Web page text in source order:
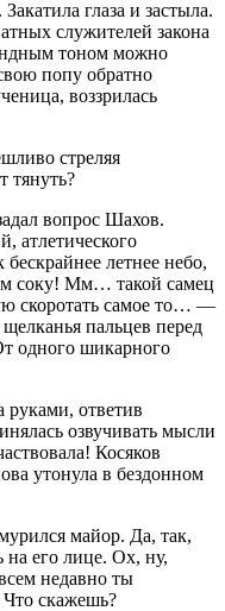
глаза и застыла.
служителей закона
тоном можно
попу обратно
воззрилась
стреляя
тянуть?
вопрос Шахов.
атлетического
летнее небо,
соку! Мм… такой самец
скоротать самое то… —
пальцев перед
одного шикарного
ответив
озвучивать мысли
Косяков
утонула в бездонном
майор. Да, так,
на его лице. Ох, ну,
недавно ты
скажешь?